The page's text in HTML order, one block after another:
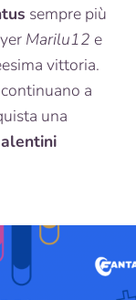
sempre più
Marilu12 e
vittoria.
continuano a
una